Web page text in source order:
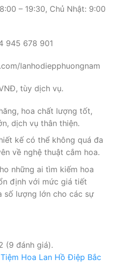
– 19:30, Chủ Nhật: 9:00
945 678 901
lanhodiepphuongnam
tùy dịch vụ.
hoa chất lượng tốt,
dịch vụ thân thiện.
kế có thể không quá đa
về nghệ thuật cắm hoa.
những ai tìm kiếm hoa
định với mức giá tiết
số lượng lớn cho các sự
(9 đánh giá).